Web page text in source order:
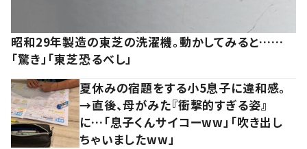
昭和29年製造の東芝の洗濯機。動かしてみると……
「驚き」「東芝恐るべし」
夏休みの宿題をする小5息子に違和感。
→直後、母がみた『衝撃的すぎる姿』
に…「息子くんサイコーww」「吹き出し
ちゃいましたww」